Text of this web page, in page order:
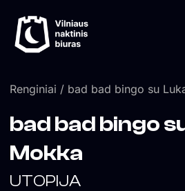
prie
turinio
Renginiai / bad bad bingo su
bad bad bingo
Mokka
UTOPIJA